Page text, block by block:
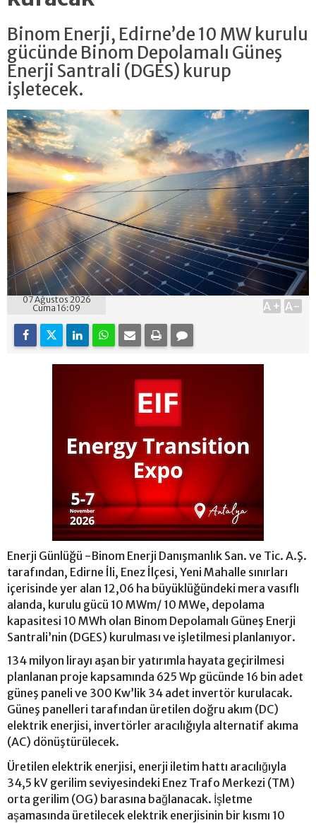
Binom Enerji, Edirne’de 10 MW kurulu
gücünde Binom Depolamalı Güneş
Enerji Santrali (DGES) kurup
işletecek.
07 Ağustos 2026
Cuma 16:09
A+ A-
Enerji Günlüğü -Binom Enerji Danışmanlık San. ve Tic. A.Ş.
tarafından, Edirne İli, Enez İlçesi, Yeni Mahalle sınırları
içerisinde yer alan 12,06 ha büyüklüğündeki mera vasıflı
alanda, kurulu gücü 10 MWm/ 10 MWe, depolama
kapasitesi 10 MWh olan Binom Depolamalı Güneş Enerji
Santrali’nin (DGES) kurulması ve işletilmesi planlanıyor.
134 milyon lirayı aşan bir yatırımla hayata geçirilmesi
planlanan proje kapsamında 625 Wp gücünde 16 bin adet
güneş paneli ve 300 Kw’lik 34 adet invertör kurulacak.
Güneş panelleri tarafından üretilen doğru akım (DC)
elektrik enerjisi, invertörler aracılığıyla alternatif akıma
(AC) dönüştürülecek.
Üretilen elektrik enerjisi, enerji iletim hattı aracılığıyla
34,5 kV gerilim seviyesindeki Enez Trafo Merkezi (TM)
orta gerilim (OG) barasına bağlanacak. İşletme
aşamasında üretilecek elektrik enerjisinin bir kısmı 10